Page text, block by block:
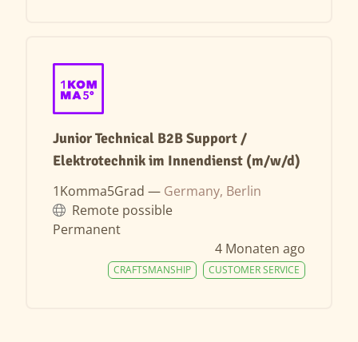
Junior Technical B2B Support /
Elektrotechnik im Innendienst (m/w/d)
1Komma5Grad — Germany, Berlin
Remote possible
Permanent
4 Monaten ago
CUSTOMER SERVICE
CRAFTSMANSHIP